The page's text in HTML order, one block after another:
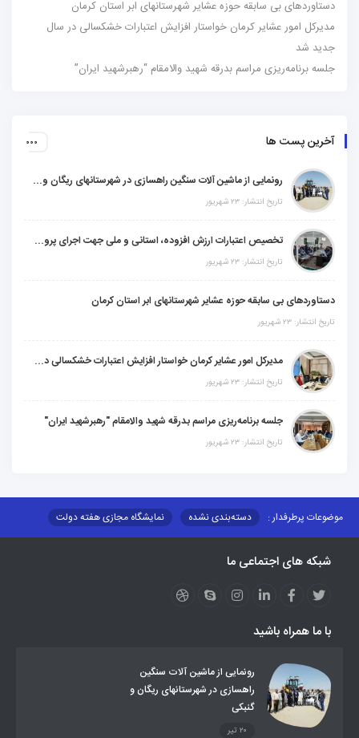
دستاوردهای بی سابقه حوزه عشایر شهرستانهای ابر استان کرمان
مدیرکل امور عشایر کرمان خواستار افزایش اعتبارات خشکسالی در سال
جدید شد
جلسه برنامه‌ریزی مراسم بدرقه شهید والامقام “رهبرشهید ایران”
آخرین پست ها
رونمایی از ماشین آلات سنگین راهسازی در شهرستانهای ریگان و گنبکی
تاریخ انتشار: ۲۳ شهریور
تخصیص اعتبارات ارزش افزوده، استانی و ملی جهت اجرای پروژه‌های عمرانی در شهرستان گنبکی
تاریخ انتشار: ۲۳ شهریور
دستاوردهای بی سابقه حوزه عشایر شهرستانهای ابر استان کرمان
تاریخ انتشار: ۲۳ شهریور
مدیرکل امور عشایر کرمان خواستار افزایش اعتبارات خشکسالی در سال جدید شد
تاریخ انتشار: ۲۳ شهریور
جلسه برنامه‌ریزی مراسم بدرقه شهید والامقام "رهبرشهید ایران"
تاریخ انتشار: ۲۳ شهریور
موضوعات پرطرفدار : دسته‌بندی نشده
نمایشگاه مجازی هفته دولت
مزایدات و مناقصات
محتوای کانون توسعه
عملکردها
عشایر استان
طرح و برنامه
روند ساماندهی عشایر داوطلب اسکان
تشکیلات اداری
شبکه های اجتماعی ما
با ما همراه باشید
رونمایی از ماشین آلات سنگین
راهسازی در شهرستانهای ریگان و
گنبکی
۲۰ تیر